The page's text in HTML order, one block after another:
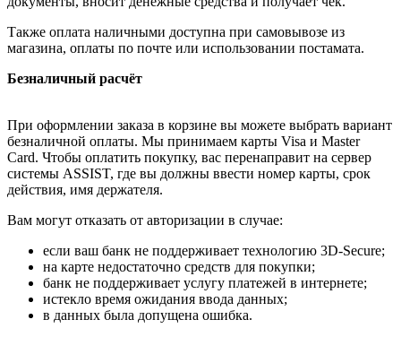
Также оплата наличными доступна при самовывозе из
магазина, оплаты по почте или использовании постамата.
Безналичный расчёт
При оформлении заказа в корзине вы можете выбрать вариант
безналичной оплаты. Мы принимаем карты Visa и Master
Card. Чтобы оплатить покупку, вас перенаправит на сервер
системы ASSIST, где вы должны ввести номер карты, срок
действия, имя держателя.
Вам могут отказать от авторизации в случае:
если ваш банк не поддерживает технологию 3D-Secure;
на карте недостаточно средств для покупки;
банк не поддерживает услугу платежей в интернете;
истекло время ожидания ввода данных;
в данных была допущена ошибка.